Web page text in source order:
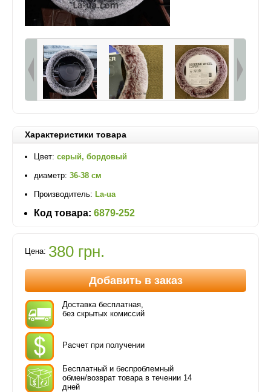
Характеристики товара
Цвет: серый, бордовый
диаметр: 36-38 см
Производитель: La-ua
Код товара: 6879-252
Цена: 380 грн.
Добавить в заказ
Доставка бесплатная,
без скрытых комиссий
Расчет при получении
Бесплатный и беспроблемный
обмен/возврат товара в течении 14
дней